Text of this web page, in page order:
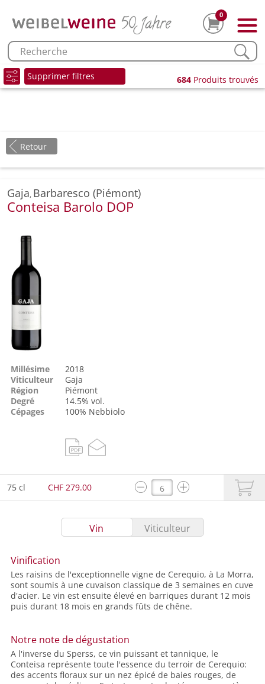
0
Supprimer filtres 684 Produits trouvés
Retour
Gaja, Barbaresco (Piémont)
Conteisa Barolo DOP
Millésime
2018
Viticulteur
Gaja
Région
Piémont
Degré
14.5% vol.
Cépages
100% Nebbiolo
75 cl CHF 279.00
Vin Viticulteur
Vinification
Les raisins de l'exceptionnelle vigne de Cerequio, à La Morra,
sont soumis à une cuvaison classique de 3 semaines en cuve
d'acier. Le vin est ensuite élevé en barriques durant 12 mois
puis durant 18 mois en grands fûts de chêne.
Notre note de dégustation
A l'inverse du Sperss, ce vin puissant et tannique, le
Conteisa représente toute l'essence du terroir de Cerequio:
des accents floraux sur un nez épicé de baies rouges, de